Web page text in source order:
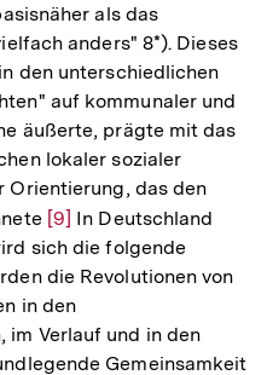
als das
anders" 8*). Dieses
den unterschiedlichen
auf kommunaler und
äußerte, prägte mit das
lokaler sozialer
Orientierung, das den
Zur
Auflösung
der
Fußnote
[9] In Deutschland
sich die folgende
die Revolutionen von
in den
im Verlauf und in den
Gemeinsamkeit